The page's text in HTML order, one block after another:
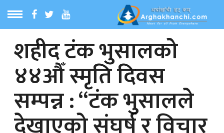
MENU
शहीद टंक भुसालको
४४औँ स्मृति दिवस
सम्पन्न : “टंक भुसालले